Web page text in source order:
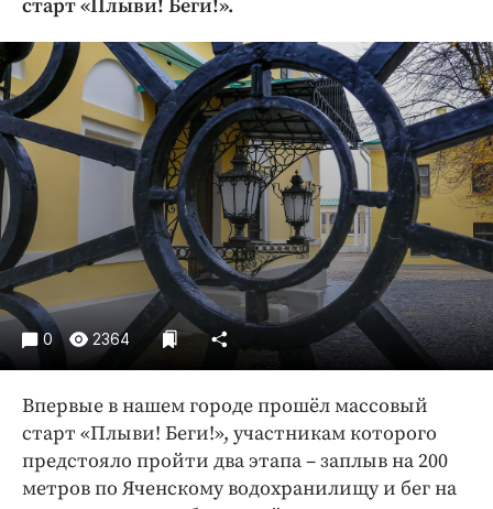
Культура
Недвижимость и ЖКХ
Образование
Общество
Погода
Праздники
Происшествия
Спорт
Экономика и бизнес
ПРОЕКТЫ
Блоги
Медиаперсона
старт «Плыви! Беги!».
0 2364
Впервые в нашем городе прошёл массовый
старт «Плыви! Беги!», участникам которого
предстояло пройти два этапа – заплыв на 200
метров по Яченскому водохранилищу и бег на